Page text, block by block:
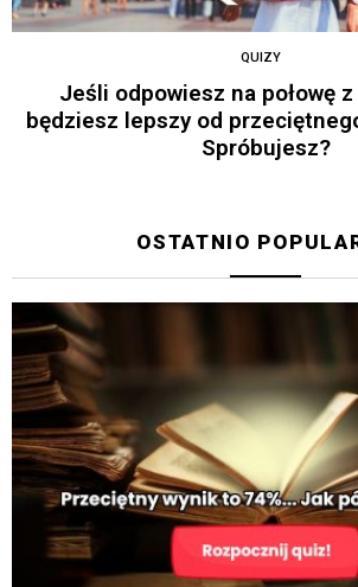
QUIZY
Jeśli odpowiesz na połowę
będziesz lepszy od
Spróbujesz?
OSTATNIO